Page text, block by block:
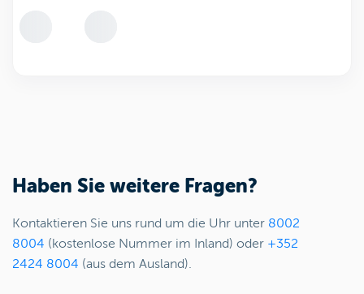
Haben Sie weitere Fragen?
Kontaktieren Sie uns rund um die Uhr unter 8002
8004 (kostenlose Nummer im Inland) oder +352
2424 8004 (aus dem Ausland).